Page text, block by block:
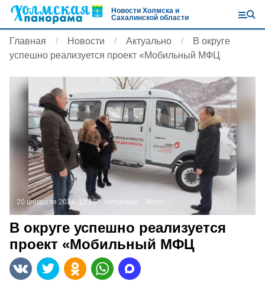
Новости Холмска и
Сахалинской области
Главная Новости Актуально
В округе
успешно реализуется проект «Мобильный МФЦ
20 февраля 2024, 12:15 Актуально Фото:
В округе успешно реализуется
проект «Мобильный МФЦ